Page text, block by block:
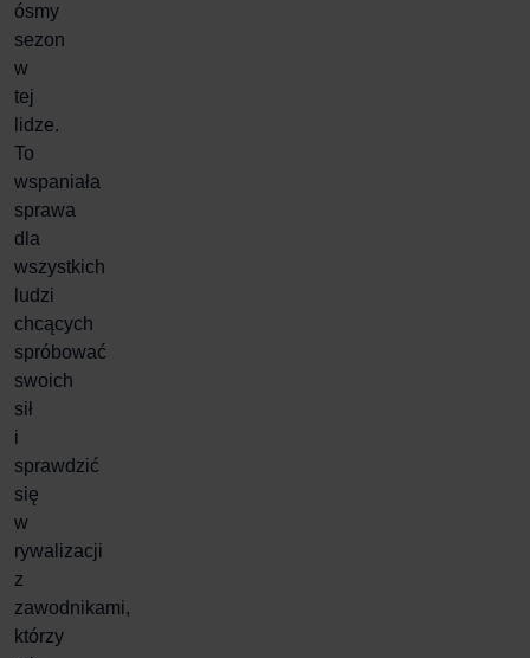
ósmy
sezon
w
tej
lidze.
To
wspaniała
sprawa
dla
wszystkich
ludzi
chcących
spróbować
swoich
sił
i
sprawdzić
się
w
rywalizacji
z
zawodnikami,
którzy